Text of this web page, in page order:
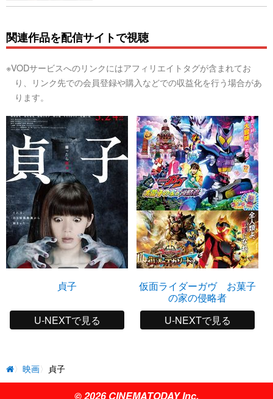
関連作品を配信サイトで視聴
※VODサービスへのリンクにはアフィリエイトタグが含まれてお
り、リンク先での会員登録や購入などでの収益化を行う場合があ
ります。
貞子
U-NEXTで見る
仮面ライダーガヴ お菓子
の家の侵略者
U-NEXTで見る
映画 貞子
© 2026 CINEMATODAY Inc.